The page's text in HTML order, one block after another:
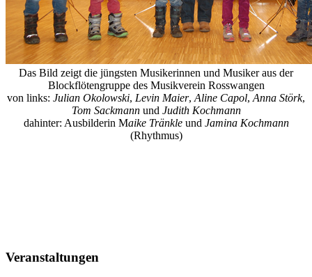
Das Bild zeigt die jüngsten Musikerinnen und Musiker aus der
Blockflötengruppe des Musikverein Rosswangen
von links: Julian Okolowski, Levin Maier, Aline Capol, Anna Störk,
Tom Sackmannund Judith Kochmann
dahinter: Ausbilderin Maike Tränkleund Jamina Kochmann
(Rhythmus)
Veranstaltungen